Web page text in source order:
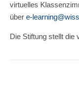
virtuelles
über e-
Die Stiftung stellt die